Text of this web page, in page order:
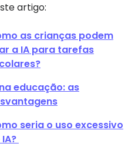
artigo:
as crianças podem
a IA para tarefas
educação: as
seria o uso excessivo